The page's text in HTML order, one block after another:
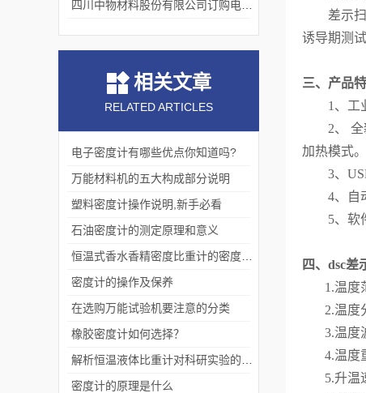
差示
诱导期测试
三、产品特
1、工
2、
加热模式。
3、
4、自
5、软
四、 dsc差
1.温度
2.温度
3.温度
4.温度
5.升温
相关文章
RELATED ARTICLES
电子密度计有哪些优点你知道吗?
万能材料机的五大构成部分说明
塑料密度计操作说明,新手必看
石油密度计的测定原理和意义
密度计的操作及保养
在选购万能试验机要注意的分类
橡胶密度计如何选择？
密度计的原理是什么